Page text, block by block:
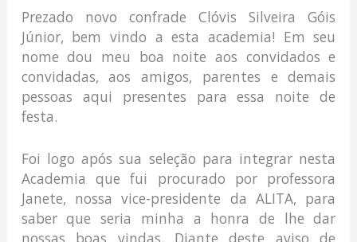
Prezado novo confrade Clóvis Silveira Góis
Júnior, bem vindo a esta academia! Em seu
nome dou meu boa noite aos convidados e
convidadas, aos amigos, parentes e demais
pessoas aqui presentes para essa noite de
festa.
Foi logo após sua seleção para integrar nesta
Academia que fui procurado por professora
Janete, nossa vice-presidente da ALITA, para
saber que seria minha a honra de lhe dar
nossas boas vindas. Diante deste aviso de